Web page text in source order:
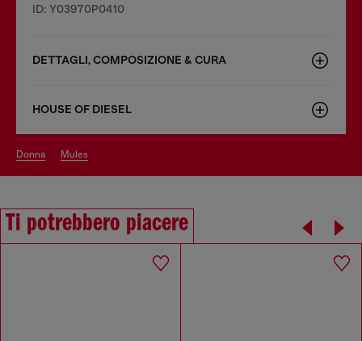
ID: Y03970P0410
DETTAGLI, COMPOSIZIONE & CURA
HOUSE OF DIESEL
donna mules
Ti potrebbero piacere